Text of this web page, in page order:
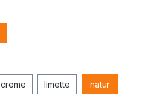
creme limette natur